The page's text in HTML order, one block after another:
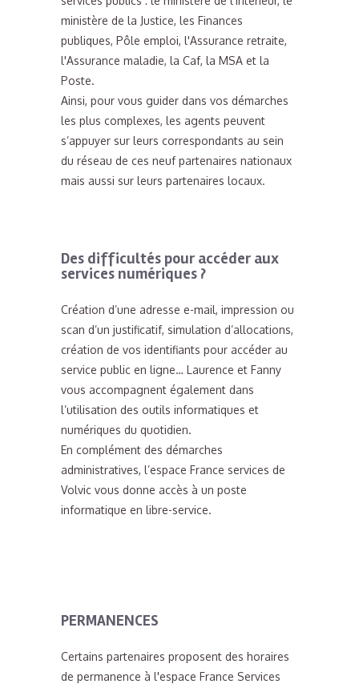
ministère de la Justice, les Finances
publiques, Pôle emploi, l'Assurance retraite,
l'Assurance maladie, la Caf, la MSA et la
Poste.
Ainsi, pour vous guider dans vos démarches
les plus complexes, les agents peuvent
s’appuyer sur leurs correspondants au sein
du réseau de ces neuf partenaires nationaux
mais aussi sur leurs partenaires locaux.
Des difficultés pour accéder aux
services numériques ?
Création d’une adresse e-mail, impression ou
scan d’un justificatif, simulation d’allocations,
création de vos identifiants pour accéder au
service public en ligne… Laurence et Fanny
vous accompagnent également dans
l’utilisation des outils informatiques et
numériques du quotidien.
En complément des démarches
administratives, l’espace France services de
Volvic vous donne accès à un poste
informatique en libre-service.
PERMANENCES
Certains partenaires proposent des horaires
de permanence à l'espace France Services